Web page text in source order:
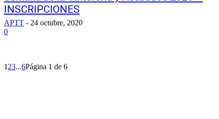
INSCRIPCIONES
APTT - 24 octubre, 2020
0
1 23...6Página 1 de 6